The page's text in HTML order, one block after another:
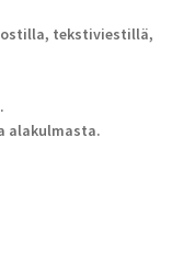
tekstiviestillä,
alakulmasta.